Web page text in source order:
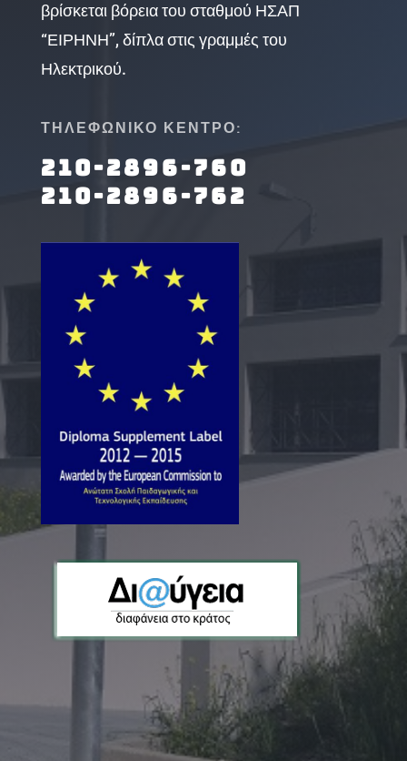
βρίσκεται βόρεια του σταθμού ΗΣΑΠ
“ΕΙΡΗΝΗ”, δίπλα στις γραμμές του
Ηλεκτρικού.
ΤΗΛΕΦΩΝΙΚΟ ΚΕΝΤΡΟ:
210-2896-760
210-2896-762